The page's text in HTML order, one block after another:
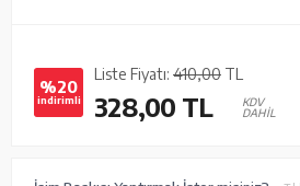
%20
indirimli
Liste Fiyatı: 410,00 TL
328,00 TL
KDV
DAHİL